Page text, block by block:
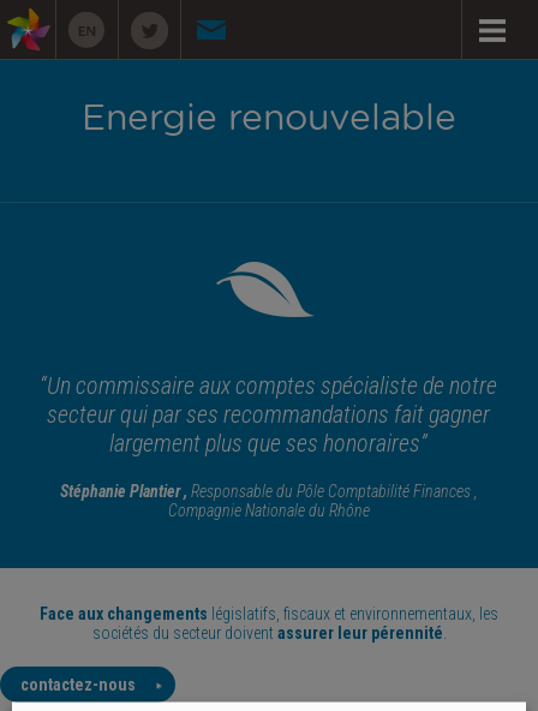
Energie renouvelable
“Un commissaire aux comptes spécialiste de notre
secteur qui par ses recommandations fait gagner
largement plus que ses honoraires”
Stéphanie Plantier , Responsable du Pôle Comptabilité Finances ,
Compagnie Nationale du Rhône
Face aux changements législatifs, fiscaux et environnementaux, les
sociétés du secteur doivent assurer leur pérennité
contactez-nous